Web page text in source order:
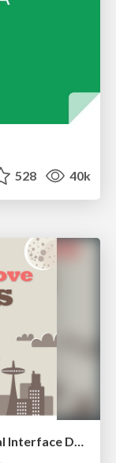
528 40k
Learning to Love Humans: Emotional Interface Design